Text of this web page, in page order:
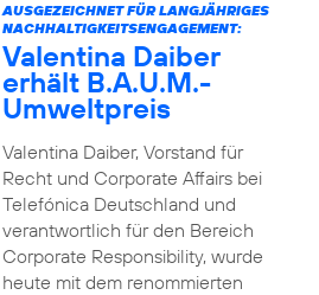
AUSGEZEICHNET FÜR LANGJÄHRIGES
NACHHALTIGKEITSENGAGEMENT:
Valentina Daiber
erhält B.A.U.M.-
Umweltpreis
Valentina Daiber, Vorstand für
Recht und Corporate Affairs bei
Telefónica Deutschland und
verantwortlich für den Bereich
Corporate Responsibility, wurde
heute mit dem renommierten